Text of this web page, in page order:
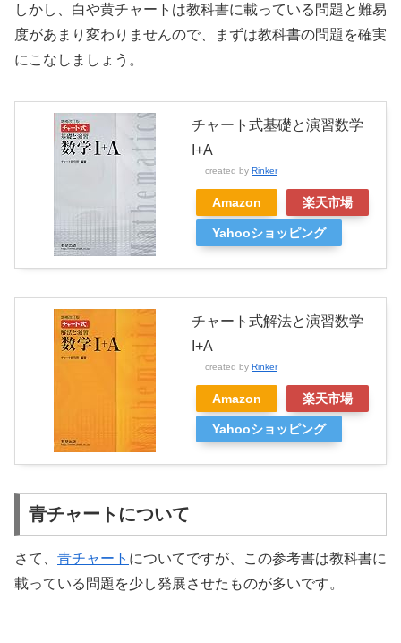
しかし、白や黄チャートは教科書に載っている問題と難易
度があまり変わりませんので、まずは教科書の問題を確実
にこなしましょう。
チャート式基礎と演習数学
I+A
created by Rinker
Amazon 楽天市場
Yahooショッピング
チャート式解法と演習数学
I+A
created by Rinker
Amazon 楽天市場
Yahooショッピング
青チャートについて
さて、 青チャート についてですが、この参考書は教科書に
載っている問題を少し発展させたものが多いです。